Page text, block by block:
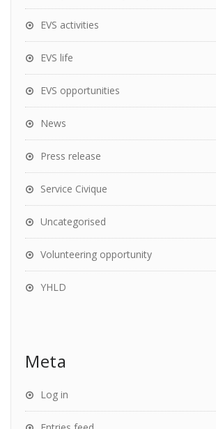
EVS activities
EVS life
EVS opportunities
News
Press release
Service Civique
Uncategorised
Volunteering opportunity
YHLD
Meta
Log in